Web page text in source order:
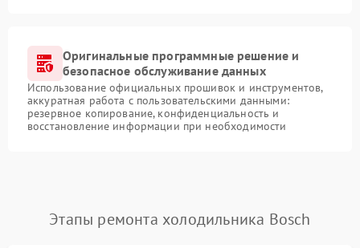
Оригинальные программные решение и
безопасное обслуживание данных
Использование официальных прошивок и инструментов,
аккуратная работа с пользовательскими данными:
резервное копирование, конфиденциальность и
восстановление информации при необходимости
Этапы ремонта холодильника Bosch